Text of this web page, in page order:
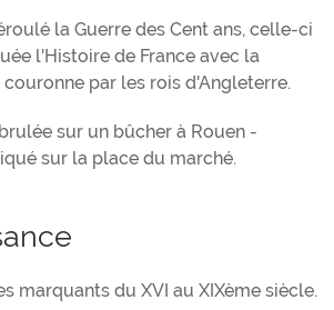
la Guerre des Cent ans, celle-ci
l'Histoire de France avec la
par les rois d'Angleterre.
sur un bûcher à Rouen -
sur la place du marché.
marquants du XVI au XIXème siècle.